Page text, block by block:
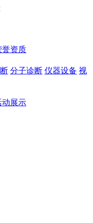
誉资质
分子诊断 仪器设备 视
动展示